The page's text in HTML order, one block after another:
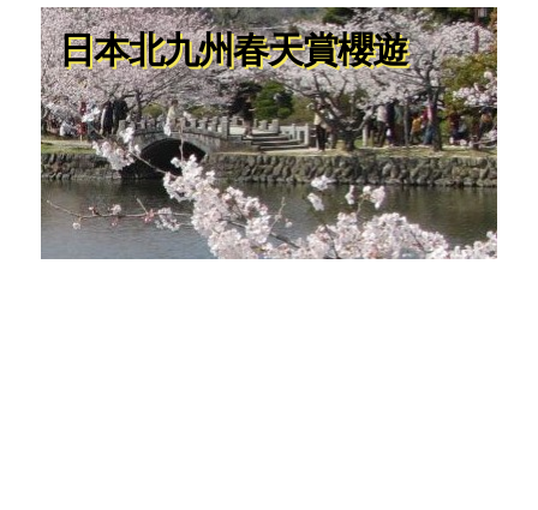
日本北九州春天賞櫻遊